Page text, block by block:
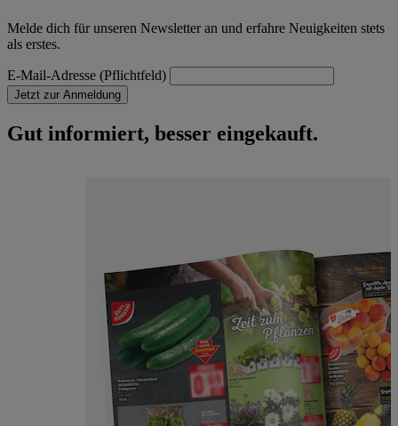
Melde dich für unseren Newsletter an und erfahre Neuigkeiten stets
als erstes.
E-Mail-Adresse (Pflichtfeld)
Jetzt zur Anmeldung
Gut informiert, besser eingekauft.